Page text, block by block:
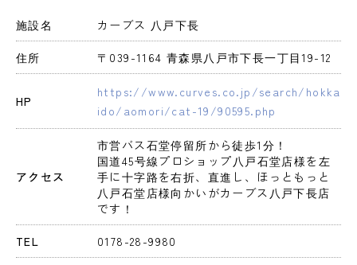
施設名 カーブス 八戸下長
住所 〒039-1164 青森県八戸市下長一丁目19-12
HP
https://www.curves.co.jp/search/hokka
ido/aomori/cat-19/90595.php
アクセス
市営バス石堂停留所から徒歩1分！
国道45号線プロショップ八戸石堂店様を左
手に十字路を右折、直進し、ほっともっと
八戸石堂店様向かいがカーブス八戸下長店
です！
TEL 0178-28-9980